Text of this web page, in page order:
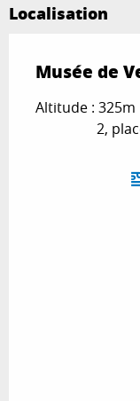
Localisation
Musée de
Altitude : 325m
2,